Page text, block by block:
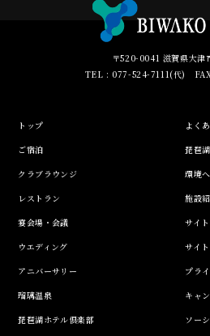
〒520-0041 滋賀県大津
TEL : 077-524-7111(代)
トップ
ご宿泊
クラブラウンジ
レストラン
宴会場・会議
ウエディング
アニバーサリー
瑠璃温泉
琵琶湖ホテル倶楽部
よく
琵琶
環境
施設
サイ
サイ
プラ
キャ
ソー